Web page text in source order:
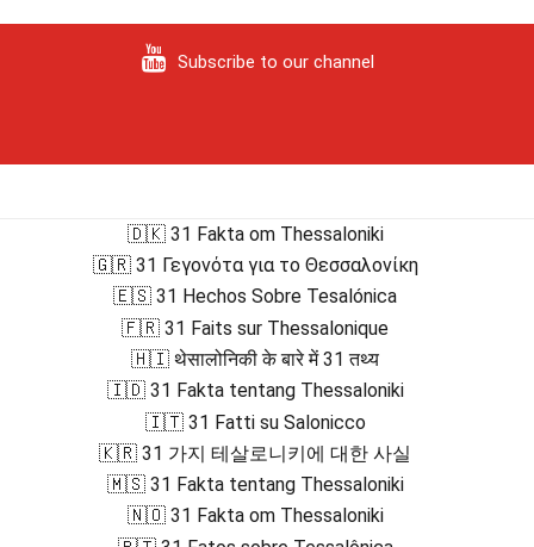
Subscribe to our channel
🇩🇰 31 Fakta om Thessaloniki
🇬🇷 31 Γεγονότα για το Θεσσαλονίκη
🇪🇸 31 Hechos Sobre Tesalónica
🇫🇷 31 Faits sur Thessalonique
🇭🇮 थेसालोनिकी के बारे में 31 तथ्य
🇮🇩 31 Fakta tentang Thessaloniki
🇮🇹 31 Fatti su Salonicco
🇰🇷 31 가지 테살로니키에 대한 사실
🇲🇸 31 Fakta tentang Thessaloniki
🇳🇴 31 Fakta om Thessaloniki